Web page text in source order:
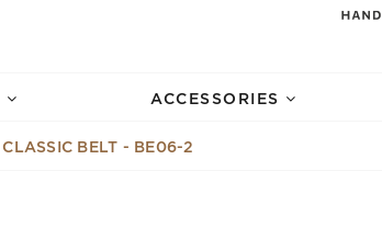
ACCESSORIES
CLASSIC BELT - BE06-2